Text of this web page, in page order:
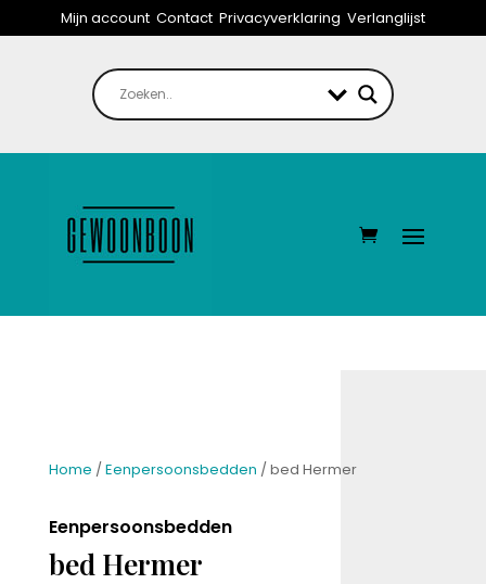
Mijn account Contact Privacyverklaring Verlanglijst
Home /Eenpersoonsbedden / bed Hermer
Eenpersoonsbedden
bed Hermer